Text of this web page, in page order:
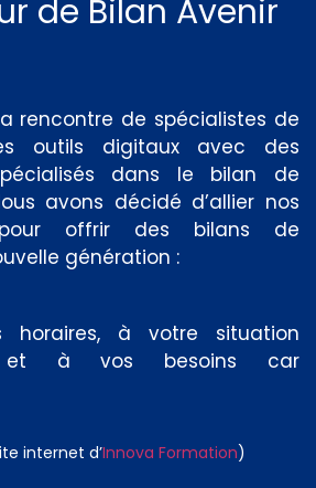
de Bilan Avenir
rencontre de spécialistes de
outils digitaux avec des
dans le bilan de
avons décidé d’allier nos
pour offrir des bilans de
génération :
à votre situation
et à vos besoins car
internet d’Innova Formation)